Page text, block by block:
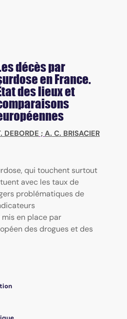
décès par
en France.
des lieux et
DEBORDE ; A. C. BRISACIER
qui touchent surtout
avec les taux de
problématiques de
en place par
des drogues et des